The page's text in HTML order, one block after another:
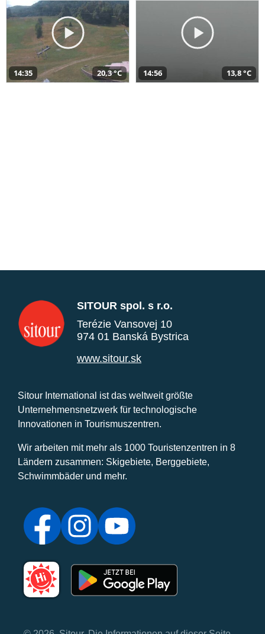
14:35 20,3 °C 14:56 13,8 °C
SITOUR spol. s r.o.
Terézie Vansovej 10
974 01 Banská Bystrica
www.sitour.sk
Sitour International ist das weltweit größte
Unternehmensnetzwerk für technologische
Innovationen in Tourismuszentren.
Wir arbeiten mit mehr als 1000 Touristenzentren in 8
Ländern zusammen: Skigebiete, Berggebiete,
Schwimmbäder und mehr.